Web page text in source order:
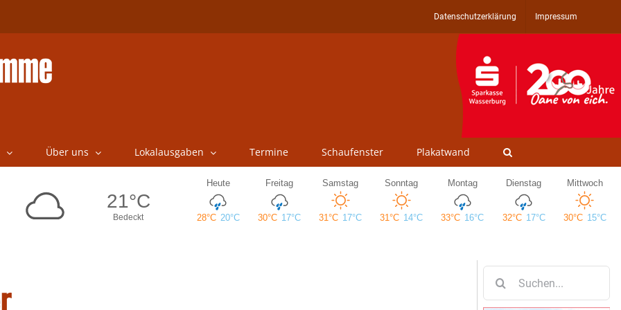
Datenschutzerklärung Impressum
Über uns Lokalausgaben Termine Schaufenster Plakatwand
nach: